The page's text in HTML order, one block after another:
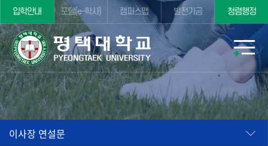
입학안내 포털(e-학사) 캠퍼스맵 발전기금 청렴행정
이사장 연설문